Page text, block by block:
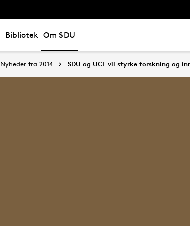
Bibliotek Om SDU
Nyheder fra 2014 SDU og UCL vil styrke forskning og